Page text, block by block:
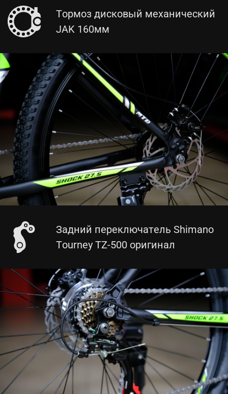
Тормоз дисковый механический
JAK 160мм
Задний переключатель Shimano
Tourney TZ-500 оригинал